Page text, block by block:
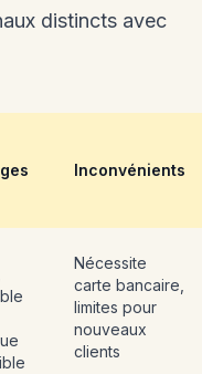
distincts avec
Inconvénients
Nécessite
carte bancaire,
limites pour
nouveaux
clients